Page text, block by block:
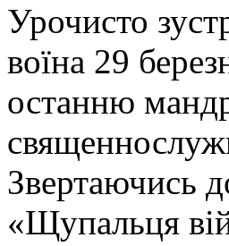
Урочисто
воїна 29
останню
Звертаючись
«Щупальця